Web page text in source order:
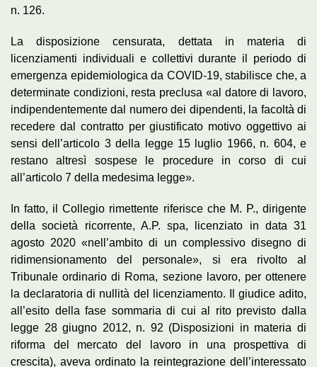
n. 126.
La disposizione censurata, dettata in materia di
licenziamenti individuali e collettivi durante il periodo di
emergenza epidemiologica da COVID-19, stabilisce che, a
determinate condizioni, resta preclusa «al datore di lavoro,
indipendentemente dal numero dei dipendenti, la facoltà di
recedere dal contratto per giustificato motivo oggettivo ai
sensi dell’articolo 3 della legge 15 luglio 1966, n. 604, e
restano altresì sospese le procedure in corso di cui
all’articolo 7 della medesima legge».
In fatto, il Collegio rimettente riferisce che M. P., dirigente
della società ricorrente, A.P. spa, licenziato in data 31
agosto 2020 «nell’ambito di un complessivo disegno di
ridimensionamento del personale», si era rivolto al
Tribunale ordinario di Roma, sezione lavoro, per ottenere
la declaratoria di nullità del licenziamento. Il giudice adito,
all’esito della fase sommaria di cui al rito previsto dalla
legge 28 giugno 2012, n. 92 (Disposizioni in materia di
riforma del mercato del lavoro in una prospettiva di
crescita), aveva ordinato la reintegrazione dell’interessato